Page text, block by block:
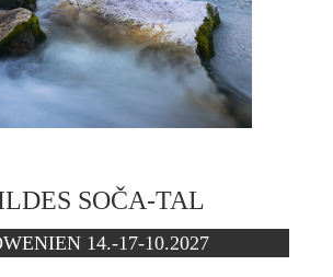
SOČA-TAL
14.-17-10.2027